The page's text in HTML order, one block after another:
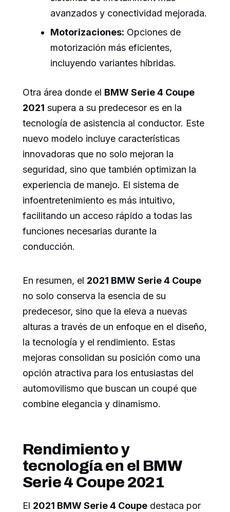
avanzados y conectividad mejorada.
Motorizaciones: Opciones de
motorización más eficientes,
incluyendo variantes híbridas.
Otra área donde el BMW Serie 4 Coupe
2021 supera a su predecesor es en la
tecnología de asistencia al conductor. Este
nuevo modelo incluye características
innovadoras que no solo mejoran la
seguridad, sino que también optimizan la
experiencia de manejo. El sistema de
infoentretenimiento es más intuitivo,
facilitando un acceso rápido a todas las
funciones necesarias durante la
conducción.
En resumen, el 2021 BMW Serie 4 Coupe
no solo conserva la esencia de su
predecesor, sino que la eleva a nuevas
alturas a través de un enfoque en el diseño,
la tecnología y el rendimiento. Estas
mejoras consolidan su posición como una
opción atractiva para los entusiastas del
automovilismo que buscan un coupé que
combine elegancia y dinamismo.
Rendimiento y
tecnología en el BMW
Serie 4 Coupe 2021
El 2021 BMW Serie 4 Coupe destaca por